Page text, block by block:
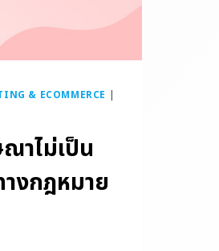
& ECOMMERCE |
าไม่เป็น
งกฎหมาย